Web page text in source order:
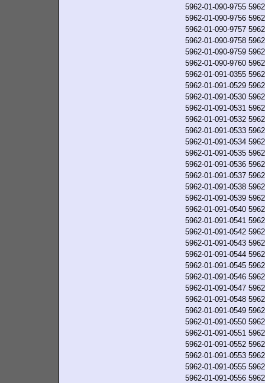
5962-01-090-9755
5962-01-090-9756
5962-01-090-9757
5962-01-090-9758
5962-01-090-9759
5962-01-090-9760
5962-01-091-0355
5962-01-091-0529
5962-01-091-0530
5962-01-091-0531
5962-01-091-0532
5962-01-091-0533
5962-01-091-0534
5962-01-091-0535
5962-01-091-0536
5962-01-091-0537
5962-01-091-0538
5962-01-091-0539
5962-01-091-0540
5962-01-091-0541
5962-01-091-0542
5962-01-091-0543
5962-01-091-0544
5962-01-091-0545
5962-01-091-0546
5962-01-091-0547
5962-01-091-0548
5962-01-091-0549
5962-01-091-0550
5962-01-091-0551
5962-01-091-0552
5962-01-091-0553
5962-01-091-0555
5962-01-091-0556